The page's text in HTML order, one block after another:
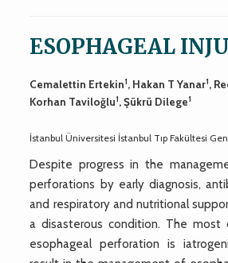
ESOPHAGEAL
Cemalettin Ertekin1, Hakan T Yanar1,
Korhan Taviloğlu1, Şükrü Dilege1
İstanbul Üniversitesi İstanbul Tıp Fakültesi
Despite progress in the
perforations by early diagnosis,
and respiratory and nutritional
a disasterous condition. The most
esophageal perforation is